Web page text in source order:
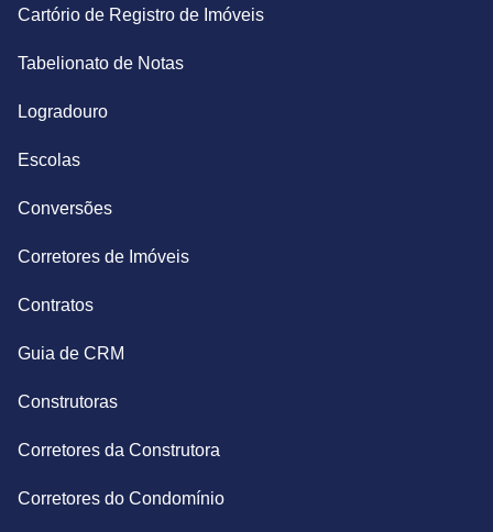
Cartório de Registro de Imóveis
Tabelionato de Notas
Logradouro
Escolas
Conversões
Corretores de Imóveis
Contratos
Guia de CRM
Construtoras
Corretores da Construtora
Corretores do Condomínio